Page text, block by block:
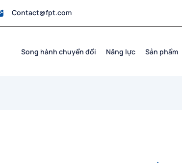
Contact@fpt.com
Song hành chuyển đổi Năng lực Sản phẩm